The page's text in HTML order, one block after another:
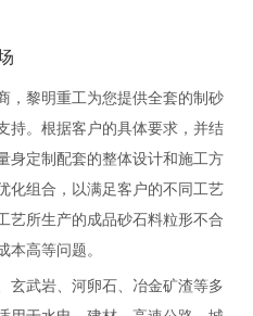
制砂生产线
131
黎明重工设备助力信阳碎石制砂
生产线
148
，黎明重工为您提供全套的制砂
持。根据客户的具体要求，并结
身定制配套的整体设计和施工方
化组合，以满足客户的不同工艺
艺所生产的成品砂石料粒形不合
本高等问题。
玄武岩、河卵石、冶金矿渣等多